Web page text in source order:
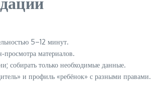
5–12 минут.
материалов.
собирать только необходимые данные.
и профиль «ребёнок» с разными правами.